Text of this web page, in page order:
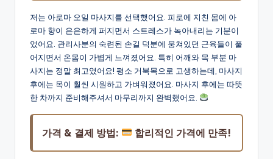
저는 아로마 오일 마사지를 선택했어요. 피로에 지친 몸에 아
로마 향이 은은하게 퍼지면서 스트레스가 녹아내리는 기분이
었어요. 관리사분의 숙련된 손길 덕분에 뭉쳐있던 근육들이 풀
어지면서 온몸이 가볍게 느껴졌어요. 특히 어깨와 목 부분 마
사지는 정말 최고였어요! 평소 거북목으로 고생하는데, 마사지
후에는 목이 훨씬 시원하고 가벼워졌어요. 마사지 후에는 따뜻
한 차까지 준비해주셔서 마무리까지 완벽했어요.
가격 & 결제 방법: 합리적인 가격에 만족!